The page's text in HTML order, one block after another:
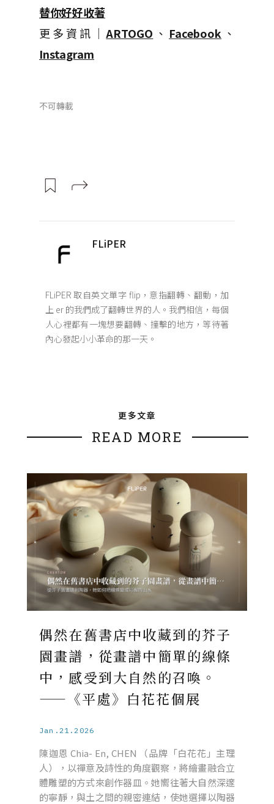
替你好好收著
更多資訊｜ARTOGO 、 Facebook 、
Instagram
不可轉載
FLiPER
FLiPER 取自英文單字 flip，意指翻轉、翻動，加
上 er 的我們成了翻轉世界的人。我們相信，每個
人心裡都有一塊想要翻轉、撞擊的地方，等待著
內心發起小小革命的那一天。
更多文章
READ MORE
偶然在舊書店中收藏到的芥子
園畫譜，從畫譜中簡單的線條
中，感受到大自然的召喚。
——《平處》白花花個展
Jan.21.2026
陳迦恩 Chia- En, CHEN （品牌「白花花」主理
人），以禪意及詩性的角度觀察，將繪畫融合立
體雕塑的方式來創作器皿。她嚮往著大自然深邃
的寧靜，與土之間的親密連結，使她選擇以陶器